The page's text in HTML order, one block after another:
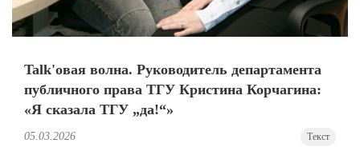
Talk'овая волна. Руководитель департамента
публичного права ТГУ Кристина Корчагина:
«Я сказала ТГУ „да!“»
05.03.2026 Текст